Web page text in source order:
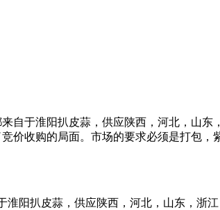
自于淮阳扒皮蒜，供应陕西，河北，山东
价收购的局面。市场的要求必须是打包，
阳扒皮蒜，供应陕西，河北，山东，浙